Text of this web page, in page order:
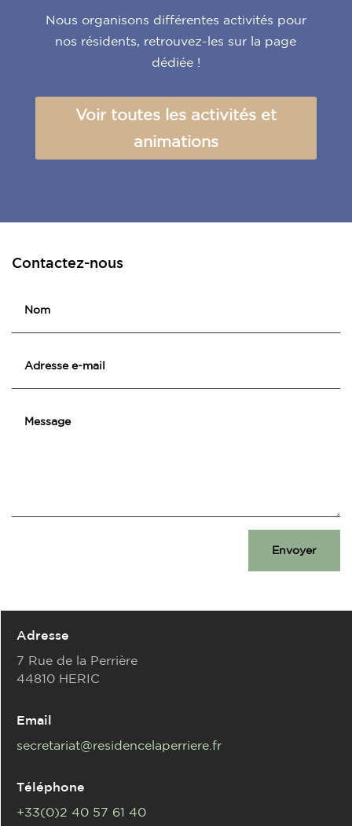
Nous organisons différentes activités pour
nos résidents, retrouvez-les sur la page
dédiée !
Voir toutes les activités et
animations
Contactez-nous
Envoyer
Adresse
7 Rue de la Perrière
44810 HERIC
Email
secretariat@residencelaperriere.fr
Téléphone
+33(0)2 40 57 61 40